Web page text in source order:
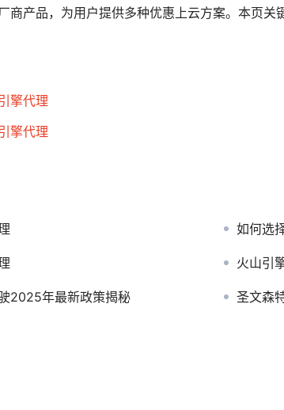
商产品，为用户提供多种优惠上云方案。本页关
擎代理
擎代理
如何选
火山引
2025年最新政策揭秘 圣文森